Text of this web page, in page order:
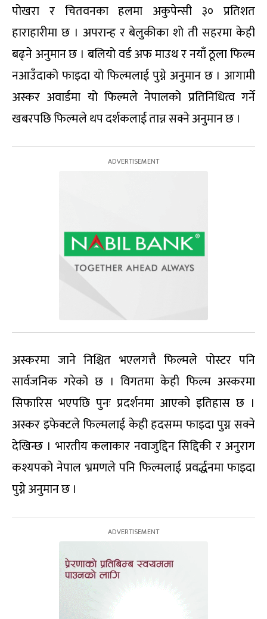
पोखरा र चितवनका हलमा अकुपेन्सी ३० प्रतिशत
हाराहारीमा छ । अपरान्ह र बेलुकीका शो ती सहरमा केही
बढ्ने अनुमान छ । बलियो वर्ड अफ माउथ र नयाँ ठूला फिल्म
नआउँदाको फाइदा यो फिल्मलाई पुग्ने अनुमान छ । आगामी
अस्कर अवार्डमा यो फिल्मले नेपालको प्रतिनिधित्व गर्ने
खबरपछि फिल्मले थप दर्शकलाई तान्न सक्ने अनुमान छ ।
अस्करमा जाने निश्चित भएलगत्तै फिल्मले पोस्टर पनि
सार्वजनिक गरेको छ । विगतमा केही फिल्म अस्करमा
सिफारिस भएपछि पुनः प्रदर्शनमा आएको इतिहास छ ।
अस्कर इफेक्टले फिल्मलाई केही हदसम्म फाइदा पुग्न सक्ने
देखिन्छ । भारतीय कलाकार नवाजुद्दिन सिद्दिकी र अनुराग
कश्यपको नेपाल भ्रमणले पनि फिल्मलाई प्रवर्द्धनमा फाइदा
पुग्ने अनुमान छ ।